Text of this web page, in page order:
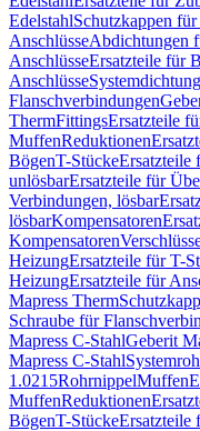
EdelstahlSchutzkappen
AnschlüsseAbdichtungen
AnschlüsseErsatzteile für
Anschlüsse
Flanschverbindungen
ThermFittingsErsatzteile
MuffenReduktionen
BögenT-StückeErsatzteile
unlösbarErsatzteile für
Verbindungen, lösbar
lösbarKompensatoren
Kompensatoren
HeizungErsatzteile für T-
HeizungErsatzteile für
Mapress Therm
Schraube für
Mapress C-StahlGeberit
Mapress C-Stahl
1.0215RohrnippelMuffen
MuffenReduktionen
BögenT-StückeErsatzteile